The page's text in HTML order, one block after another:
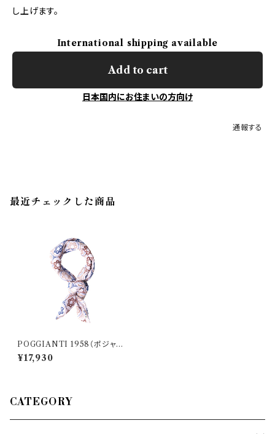
し上げます。
International shipping available
Add to cart
日本国内にお住まいの方向け
通報する
最近チェックした商品
POGGIANTI 1958（ポジャン
ティ 1958） ネッカチーフ 3341
8
¥17,930
CATEGORY